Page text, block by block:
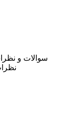
سوالات و